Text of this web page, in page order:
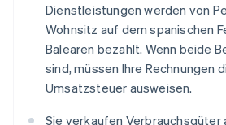
Dienstleistungen werden von
Wohnsitz auf dem spanischen
Balearen bezahlt. Wenn beide
sind, müssen Ihre Rechnungen
Umsatzsteuer ausweisen.
Sie verkaufen Verbrauchsgüter